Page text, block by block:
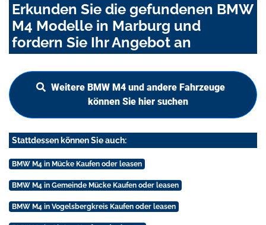
Erkunden Sie die gefundenen BMW
M4 Modelle in Marburg und
fordern Sie Ihr Angebot an
Weitere BMW M4 und andere Fahrzeuge
können Sie hier suchen
Stattdessen können Sie auch:
BMW M4 in Mücke Kaufen oder leasen
BMW M4 in Gemeinde Mücke Kaufen oder leasen
BMW M4 in Vogelsbergkreis Kaufen oder leasen